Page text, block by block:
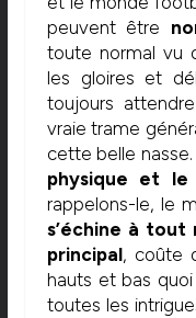
peuvent être
toute normal vu
les gloires et
toujours
vraie trame
cette belle nasse.
physique et le
rappelons-le, le
s’échine à tout
principal, coûte
hauts et bas
toutes les